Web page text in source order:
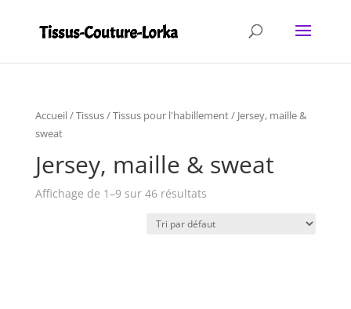
Accueil/Tissus/Tissus pour l'habillement/ Jersey, maille &
sweat
Jersey, maille & sweat
Affichage de 1–9 sur 46 résultats